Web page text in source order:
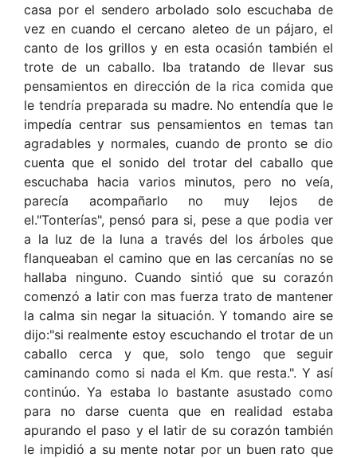
casa por el sendero arbolado solo escuchaba de
vez en cuando el cercano aleteo de un pájaro, el
canto de los grillos y en esta ocasión también el
trote de un caballo. Iba tratando de llevar sus
pensamientos en dirección de la rica comida que
le tendría preparada su madre. No entendía que le
impedía centrar sus pensamientos en temas tan
agradables y normales, cuando de pronto se dio
cuenta que el sonido del trotar del caballo que
escuchaba hacia varios minutos, pero no veía,
parecía acompañarlo no muy lejos de
el."Tonterías", pensó para si, pese a que podia ver
a la luz de la luna a través del los árboles que
flanqueaban el camino que en las cercanías no se
hallaba ninguno. Cuando sintió que su corazón
comenzó a latir con mas fuerza trato de mantener
la calma sin negar la situación. Y tomando aire se
dijo:"si realmente estoy escuchando el trotar de un
caballo cerca y que, solo tengo que seguir
caminando como si nada el Km. que resta.". Y así
continúo. Ya estaba lo bastante asustado como
para no darse cuenta que en realidad estaba
apurando el paso y el latir de su corazón también
le impidió a su mente notar por un buen rato que